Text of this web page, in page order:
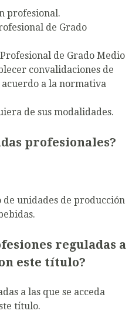
profesional.
de Grado
de Grado Medio
convalidaciones de
a la normativa
de sus modalidades.
profesionales?
de unidades de producción
reguladas a
este título?
a las que se acceda
título.